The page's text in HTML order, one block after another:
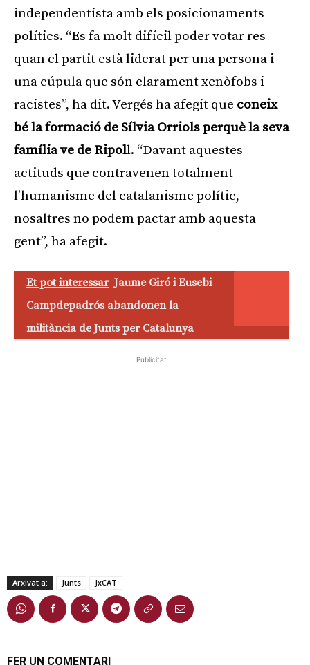
independentista amb els posicionaments
polítics. “Es fa molt difícil poder votar res
quan el partit està liderat per una persona i
una cúpula que són clarament xenòfobs i
racistes”, ha dit. Vergés ha afegit que coneix
bé la formació de Sílvia Orriols perquè la seva
família ve de Ripoll. “Davant aquestes
actituds que contravenen totalment
l’humanisme del catalanisme polític,
nosaltres no podem pactar amb aquesta
gent”, ha afegit.
Et pot interessar Jaume Giró i Eusebi
Campdepadrós abandonen la
militància de Junts per Catalunya
Publicitat
Arxivat a: Junts JxCAT
FER UN COMENTARI